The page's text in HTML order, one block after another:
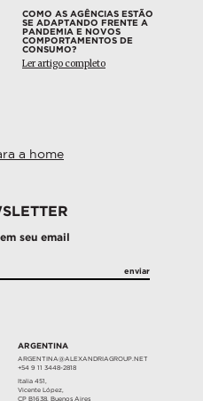
COMO AS AGÊNCIAS ESTÃO
SE ADAPTANDO FRENTE A
PANDEMIA E NOVOS
COMPORTAMENTOS DE
CONSUMO?
Ler artigo completo
a home
seu email
ARGENTINA
ARGENTINA@ALEXANDRIAGROUP.NET
+54 9 11 3448-2818
Italia 451,
Vicente López,
CP B1638, Buenos Aires